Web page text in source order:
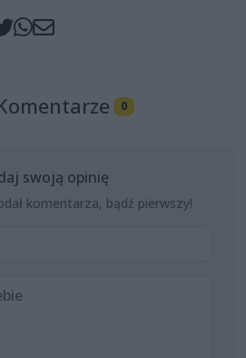
0
swoją opinię
komentarza, bądź pierwszy!